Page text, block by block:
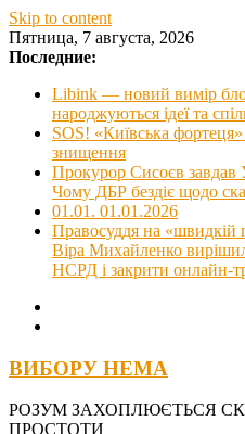
Skip to content
Пятница, 7 августа, 2026
Последние:
Libink — новий вимір
народжуються ідеї та
SOS! «Київська
знищення
Прокурор Сисоєв завдав
Чому ДБР бездіє щодо
01.01. 01.01.2026
Правосуддя на
Віра Михайленко
НСРД і закрити онлайн-
ВИБОРУ НЕМА
РОЗУМ ЗАХОПЛЮЄТЬСЯ
ПРОСТОТИ